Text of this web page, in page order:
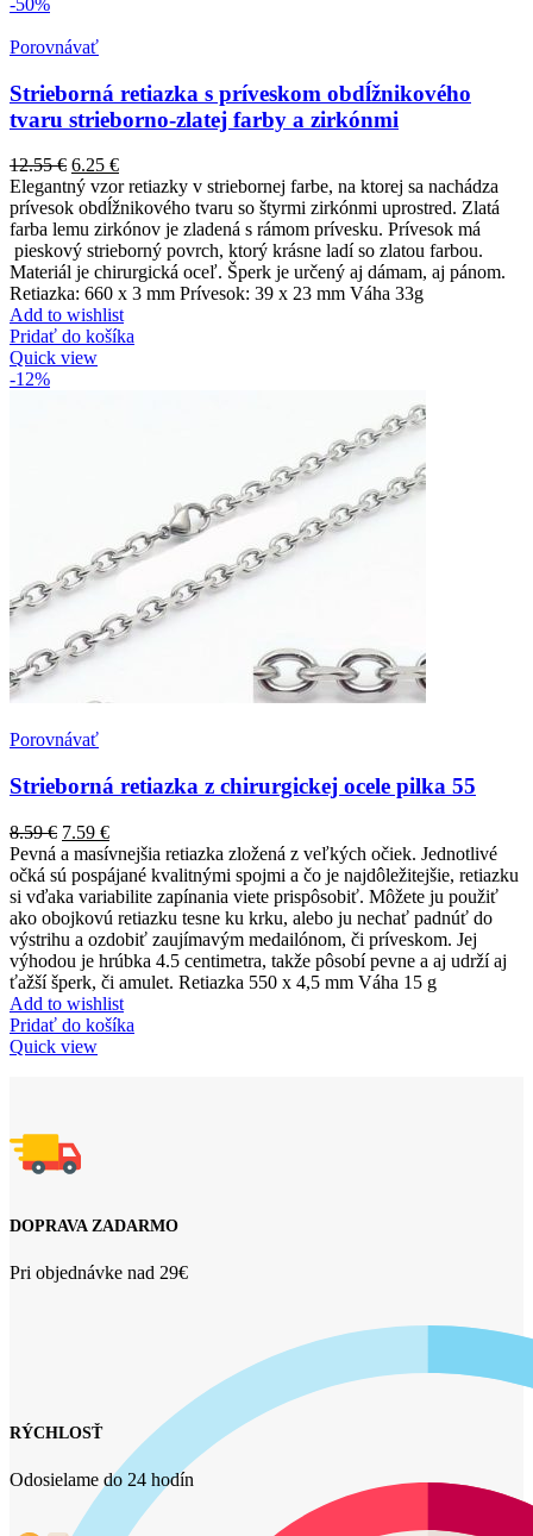
-50%
Porovnávať
Strieborná retiazka s príveskom obdĺžnikového
tvaru strieborno-zlatej farby a zirkónmi
12.55€ 6.25 €
Elegantný vzor retiazky v striebornej farbe, na ktorej sa nachádza
prívesok obdĺžnikového tvaru so štyrmi zirkónmi uprostred. Zlatá
farba lemu zirkónov je zladená s rámom prívesku. Prívesok má
pieskový strieborný povrch, ktorý krásne ladí so zlatou farbou.
Materiál je chirurgická oceľ. Šperk je určený aj dámam, aj pánom.
Retiazka: 660 x 3 mm Prívesok: 39 x 23 mm Váha 33g
Add to wishlist
Pridať do košíka
Quick view
-12%
Porovnávať
Strieborná retiazka z chirurgickej ocele pilka 55
8.59€ 7.59 €
Pevná a masívnejšia retiazka zložená z veľkých očiek. Jednotlivé
očká sú pospájané kvalitnými spojmi a čo je najdôležitejšie, retiazku
si vďaka variabilite zapínania viete prispôsobiť. Môžete ju použiť
ako obojkovú retiazku tesne ku krku, alebo ju nechať padnúť do
výstrihu a ozdobiť zaujímavým medailónom, či príveskom. Jej
výhodou je hrúbka 4.5 centimetra, takže pôsobí pevne a aj udrží aj
ťažší šperk, či amulet. Retiazka 550 x 4,5 mm Váha 15 g
Add to wishlist
Pridať do košíka
Quick view
DOPRAVA ZADARMO
Pri objednávke nad 29€
RÝCHLOSŤ
Odosielame do 24 hodín